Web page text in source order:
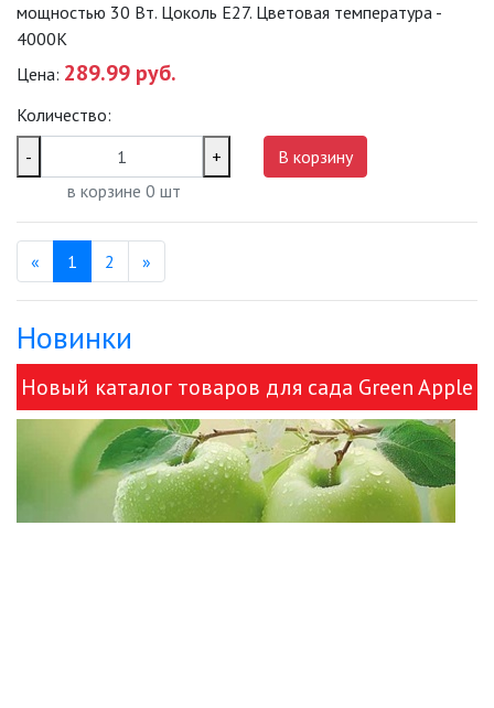
мощностью 30 Вт. Цоколь Е27. Цветовая температура -
4000K
Цена: 289.99 руб.
Количество:
-
+
в корзине 0 шт
В корзину
« Назад
1 (текущая)
2 »
Новинки
Новый каталог товаров для сада Green Apple
и ЭРА!